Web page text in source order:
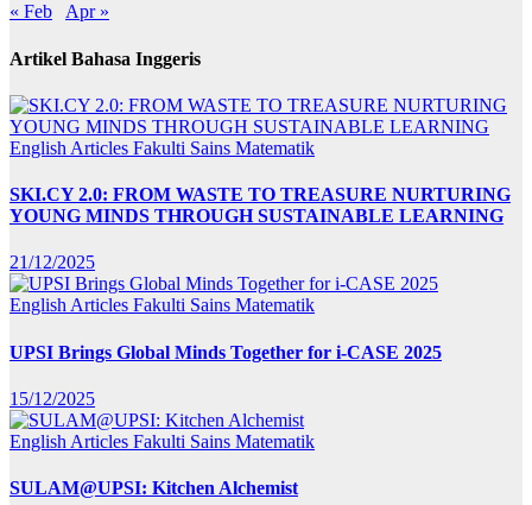
« Feb
Apr »
Artikel Bahasa Inggeris
English Articles Fakulti Sains Matematik
SKI.CY 2.0: FROM WASTE TO TREASURE NURTURING
YOUNG MINDS THROUGH SUSTAINABLE LEARNING
21/12/2025
English Articles Fakulti Sains Matematik
UPSI Brings Global Minds Together for i-CASE 2025
15/12/2025
English Articles Fakulti Sains Matematik
SULAM@UPSI: Kitchen Alchemist